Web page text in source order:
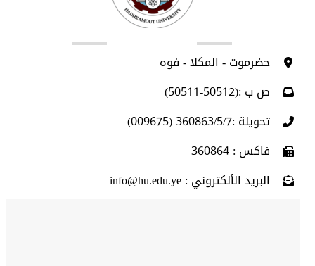
حضرموت - المكلا - فوه
ص ب :(50512-50511)
تحويلة :360863/5/7 (009675)
فاكس : 360864
البريد الألكتروني : info@hu.edu.ye